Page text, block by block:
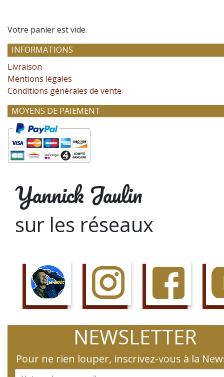
Votre panier est vide.
INFORMATIONS
Livraison
Mentions légales
Conditions générales de vente
MOYENS DE PAIEMENT
Yannick Jaulin
sur les réseaux
NEWSLETTER
Pour ne rien louper, inscrivez-vous à la